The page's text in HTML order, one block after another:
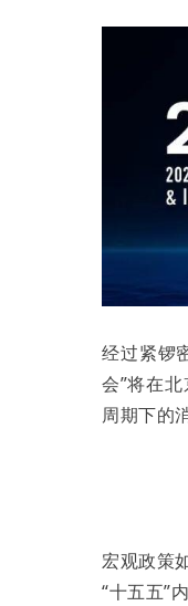
经过紧锣
会”将在
周期下的
宏观政策
“十五五”